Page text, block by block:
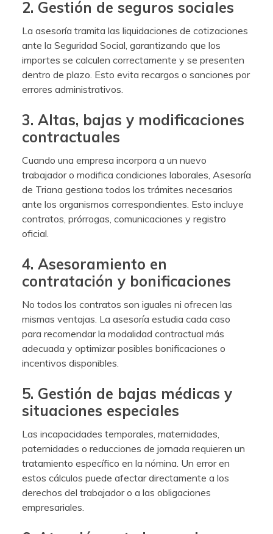
2. Gestión de seguros sociales
La asesoría tramita las liquidaciones de cotizaciones
ante la Seguridad Social, garantizando que los
importes se calculen correctamente y se presenten
dentro de plazo. Esto evita recargos o sanciones por
errores administrativos.
3. Altas, bajas y modificaciones
contractuales
Cuando una empresa incorpora a un nuevo
trabajador o modifica condiciones laborales, Asesoría
de Triana gestiona todos los trámites necesarios
ante los organismos correspondientes. Esto incluye
contratos, prórrogas, comunicaciones y registro
oficial.
4. Asesoramiento en
contratación y bonificaciones
No todos los contratos son iguales ni ofrecen las
mismas ventajas. La asesoría estudia cada caso
para recomendar la modalidad contractual más
adecuada y optimizar posibles bonificaciones o
incentivos disponibles.
5. Gestión de bajas médicas y
situaciones especiales
Las incapacidades temporales, maternidades,
paternidades o reducciones de jornada requieren un
tratamiento específico en la nómina. Un error en
estos cálculos puede afectar directamente a los
derechos del trabajador o a las obligaciones
empresariales.